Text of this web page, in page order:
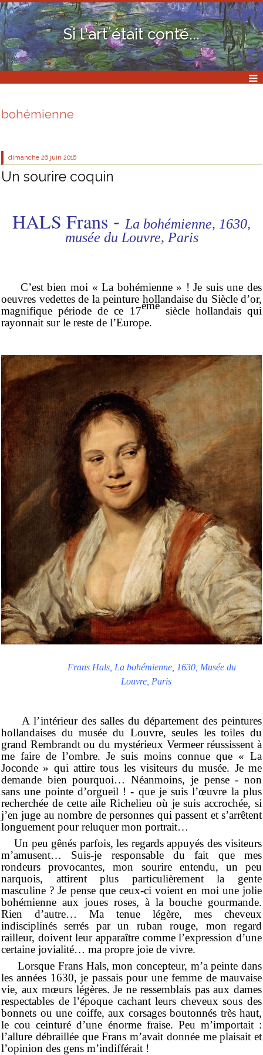
Si l'art était conté...
bohémienne
dimanche 26 juin 2016
Un sourire coquin
HALS Frans -La bohémienne, 1630,
musée du Louvre, Paris
C’est bien moi « La bohémienne » ! Je suis une des
oeuvres vedettes de la peinture hollandaise du Siècle d’or,
magnifique période de ce 17èmesiècle hollandais qui
rayonnait sur le reste de l’Europe.
Frans Hals, La bohémienne, 1630, Musée du
Louvre, Paris
A l’intérieur des salles du département des peintures
hollandaises du musée du Louvre, seules les toiles du
grand Rembrandt ou du mystérieux Vermeer réussissent à
me faire de l’ombre. Je suis moins connue que « La
Joconde » qui attire tous les visiteurs du musée. Je me
demande bien pourquoi… Néanmoins, je pense - non
sans une pointe d’orgueil ! - que je suis l’œuvre la plus
recherchée de cette aile Richelieu où je suis accrochée, si
j’en juge au nombre de personnes qui passent et s’arrêtent
longuement pour reluquer mon portrait…
Un peu gênés parfois, les regards appuyés des visiteurs
m’amusent… Suis-je responsable du fait que mes
rondeurs provocantes, mon sourire entendu, un peu
narquois, attirent plus particulièrement la gente
masculine ? Je pense que ceux-ci voient en moi une jolie
bohémienne aux joues roses, à la bouche gourmande.
Rien d’autre… Ma tenue légère, mes cheveux
indisciplinés serrés par un ruban rouge, mon regard
railleur, doivent leur apparaître comme l’expression d’une
certaine jovialité… ma propre joie de vivre.
Lorsque Frans Hals, mon concepteur, m’a peinte dans
les années 1630, je passais pour une femme de mauvaise
vie, aux mœurs légères. Je ne ressemblais pas aux dames
respectables de l’époque cachant leurs cheveux sous des
bonnets ou une coiffe, aux corsages boutonnés très haut,
le cou ceinturé d’une énorme fraise. Peu m’importait :
l’allure débraillée que Frans m’avait donnée me plaisait et
l’opinion des gens m’indifférait !